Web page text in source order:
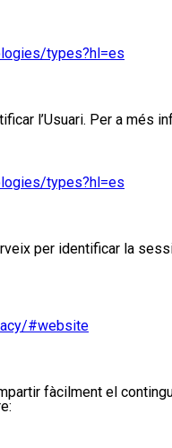
types?hl=es
l’Usuari. Per a més
types?hl=es
per identificar la
#website
fàcilment el